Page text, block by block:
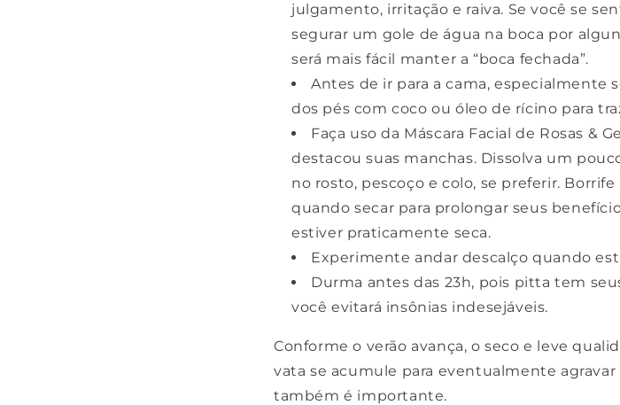
julgamento, irritação e raiva. Se você se
segurar um gole de água na boca por
será mais fácil manter a “boca fechada”.
Antes de ir para a cama, especialmente
dos pés com coco ou óleo de rícino para
Faça uso da Máscara Facial de Rosas &
destacou suas manchas. Dissolva um
no rosto, pescoço e colo, se preferir.
quando secar para prolongar seus
estiver praticamente seca.
Experimente andar descalço quando
Durma antes das 23h, pois pitta tem
você evitará insônias indesejáveis.
Conforme o verão avança, o seco e leve
vata se acumule para eventualmente
também é importante.